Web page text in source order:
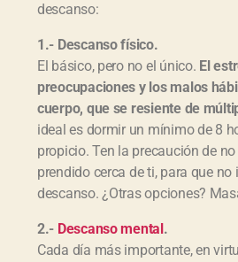
descanso:
1.- Descanso físico.
El básico, pero no el único. El
preocupaciones y los malos
cuerpo, que se resiente de
ideal es dormir un mínimo de 8
propicio. Ten la precaución de
prendido cerca de ti, para que
descanso. ¿Otras opciones?
2.- Descanso mental .
Cada día más importante, en